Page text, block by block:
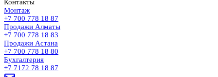
Контакты
Монтаж
+7 700 778 18 87
Продажи Алматы
+7 700 778 18 83
Продажи Астана
+7 700 778 18 80
Бухгалтерия
+7 7172 78 18 87